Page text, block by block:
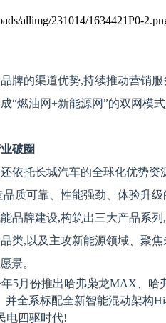
牌的渠道优势,持续推动营销
“燃油网+新能源网”的双网模
破圈
依托长城汽车的全球化优势资
质可靠、性能强劲、体验升
品牌建设,构筑出三大产品系
类,以及主攻新能源领域、聚
景。
5月份推出哈弗枭龙MAX、哈
并全系标配全新智能混动架构
电四驱时代!